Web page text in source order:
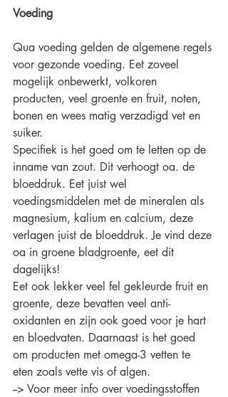
Voeding
Qua voeding gelden de algemene regels
voor gezonde voeding. Eet zoveel
mogelijk onbewerkt, volkoren
producten, veel groente en fruit, noten,
bonen en wees matig verzadigd vet en
suiker.
Specifiek is het goed om te letten op de
inname van zout. Dit verhoogt oa. de
bloeddruk. Eet juist wel
voedingsmiddelen met de mineralen als
magnesium, kalium en calcium, deze
verlagen juist de bloeddruk. Je vind deze
oa in groene bladgroente, eet dit
dagelijks!
Eet ook lekker veel fel gekleurde fruit en
groente, deze bevatten veel anti-
oxidanten en zijn ook goed voor je hart
en bloedvaten. Daarnaast is het goed
om producten met omega-3 vetten te
eten zoals vette vis of algen.
--> Voor meer info over voedingsstoffen